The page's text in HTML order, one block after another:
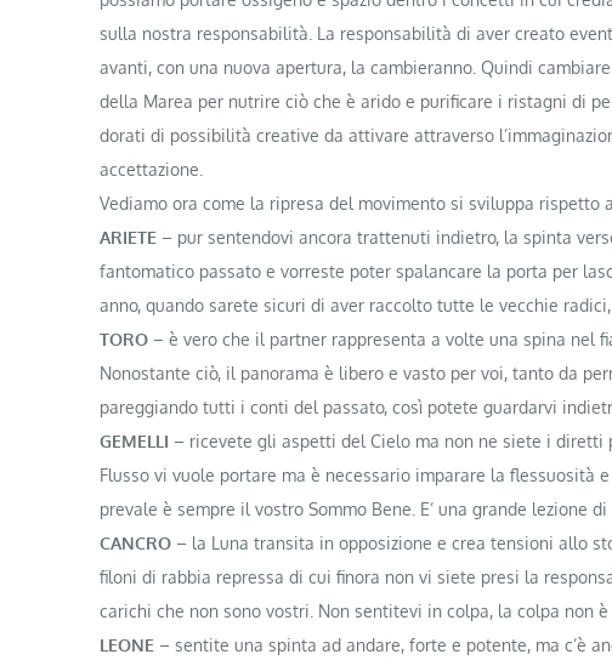
sulla nostra responsabilità. La responsabilità di aver creato
avanti, con una nuova apertura, la cambieranno. Quindi
della Marea per nutrire ciò che è arido e purificare i ristagni di
dorati di possibilità creative da attivare attraverso
accettazione.
Vediamo ora come la ripresa del movimento si sviluppa rispetto
ARIETE – pur sentendovi ancora trattenuti indietro, la spinta
fantomatico passato e vorreste poter spalancare la porta per
anno, quando sarete sicuri di aver raccolto tutte le vecchie
TORO – è vero che il partner rappresenta a volte una spina nel
Nonostante ciò, il panorama è libero e vasto per voi, tanto da
pareggiando tutti i conti del passato, così potete guardarvi
GEMELLI – ricevete gli aspetti del Cielo ma non ne siete i diretti
Flusso vi vuole portare ma è necessario imparare la flessuosità
prevale è sempre il vostro Sommo Bene. E’ una grande lezione
CANCRO – la Luna transita in opposizione e crea tensioni allo
filoni di rabbia repressa di cui finora non vi siete presi la
carichi che non sono vostri. Non sentitevi in colpa, la colpa non
LEONE – sentite una spinta ad andare, forte e potente, ma c’è